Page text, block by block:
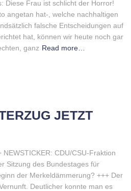
Diese Frau ist schlicht der Horror!
angetan hat-, welche nachhaltigen
falsche Entscheidungen auf
hat, können wir heute noch gar
ganz Read more…
JETZT
CDU/CSU-Fraktion
Sitzung des Bundestages für
der Merkeldämmerung? +++ Der
Deutlicher konnte man es